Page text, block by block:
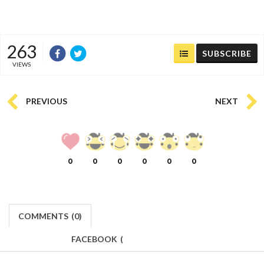
263
VIEWS
SUBSCRIBE
PREVIOUS NEXT
0 0 0 0 0 0
COMMENTS (0)
FACEBOOK (